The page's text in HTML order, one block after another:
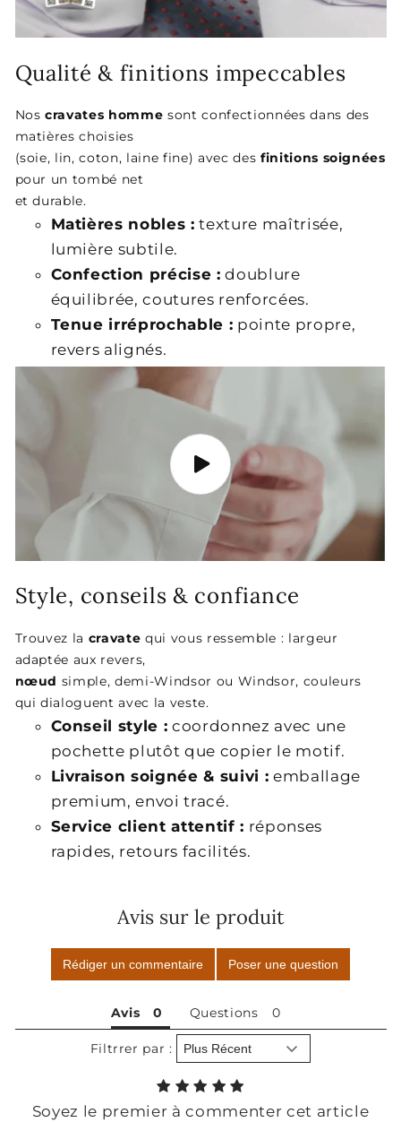
Qualité & finitions impeccables
Noscravates homme sont confectionnées dans des
matières choisies
(soie, lin, coton, laine fine) avec des finitions soignées
pour un tombé net
et durable.
Matières nobles : texture maîtrisée,
lumière subtile.
Confection précise : doublure
équilibrée, coutures renforcées.
Tenue irréprochable : pointe propre,
revers alignés.
Style, conseils & confiance
Trouvez la cravate qui vous ressemble : largeur
adaptée aux revers,
nœud simple, demi-Windsor ou Windsor, couleurs
qui dialoguent avec la veste.
Conseil style : coordonnez avec une
pochette plutôt que copier le motif.
Livraison soignée & suivi : emballage
premium, envoi tracé.
Service client attentif : réponses
rapides, retours facilités.
Avis sur le produit
Rédiger un commentaire Poser une question
Avis Questions
Filtrrer par :
Soyez le premier à commenter cet article